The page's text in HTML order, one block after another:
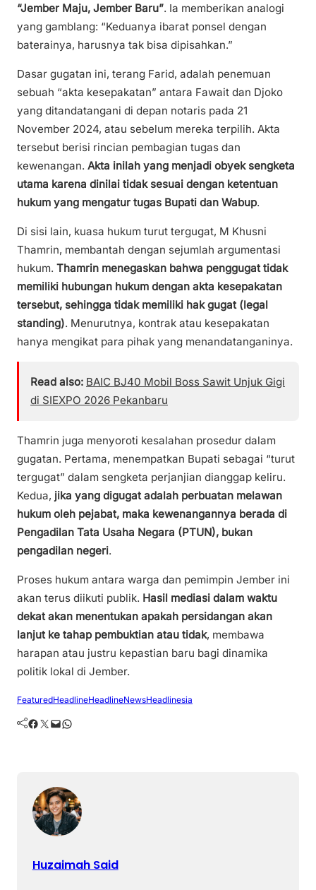
“Jember Maju, Jember Baru”. Ia memberikan analogi
yang gamblang: “Keduanya ibarat ponsel dengan
baterainya, harusnya tak bisa dipisahkan.”
Dasar gugatan ini, terang Farid, adalah penemuan
sebuah “akta kesepakatan” antara Fawait dan Djoko
yang ditandatangani di depan notaris pada 21
November 2024, atau sebelum mereka terpilih. Akta
tersebut berisi rincian pembagian tugas dan
kewenangan. Akta inilah yang menjadi obyek sengketa
utama karena dinilai tidak sesuai dengan ketentuan
hukum yang mengatur tugas Bupati dan Wabup.
Di sisi lain, kuasa hukum turut tergugat, M Khusni
Thamrin, membantah dengan sejumlah argumentasi
hukum. Thamrin menegaskan bahwa penggugat tidak
memiliki hubungan hukum dengan akta kesepakatan
tersebut, sehingga tidak memiliki hak gugat (legal
standing). Menurutnya, kontrak atau kesepakatan
hanya mengikat para pihak yang menandatanganinya.
Read also: BAIC BJ40 Mobil Boss Sawit Unjuk Gigi
di SIEXPO 2026 Pekanbaru
Thamrin juga menyoroti kesalahan prosedur dalam
gugatan. Pertama, menempatkan Bupati sebagai “turut
tergugat” dalam sengketa perjanjian dianggap keliru.
Kedua, jika yang digugat adalah perbuatan melawan
hukum oleh pejabat, maka kewenangannya berada di
Pengadilan Tata Usaha Negara (PTUN), bukan
pengadilan negeri.
Proses hukum antara warga dan pemimpin Jember ini
akan terus diikuti publik. Hasil mediasi dalam waktu
dekat akan menentukan apakah persidangan akan
lanjut ke tahap pembuktian atau tidak, membawa
harapan atau justru kepastian baru bagi dinamika
politik lokal di Jember.
FeaturedHeadlineHeadlineNewsHeadlinesia
Facebook Twitter Mail WhatsApp
Huzaimah Said